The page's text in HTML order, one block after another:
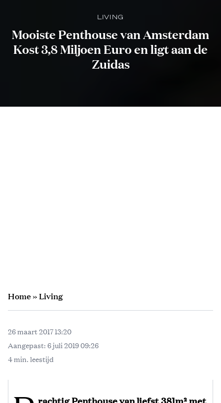
LIVING
Mooiste Penthouse van Amsterdam
Kost 3,8 Miljoen Euro en ligt aan de
Zuidas
Home»Living
26 maart 2017 13:20
Aangepast: 6 juli 2019 09:26
4 min. leestijd
rachtig Penthouse van liefst 381m² met